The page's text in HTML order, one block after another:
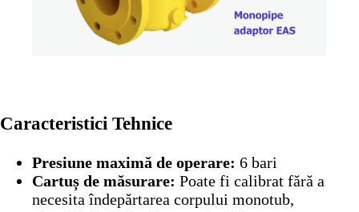
Caracteristici Tehnice
Presiune maximă de operare: 6 bari
Cartuș de măsurare: Poate fi calibrat fără a
necesita îndepărtarea corpului monotub,